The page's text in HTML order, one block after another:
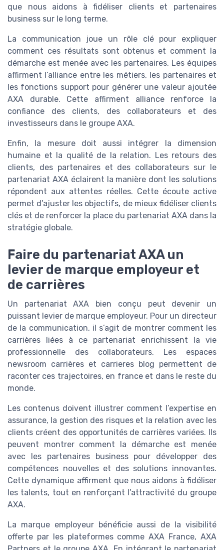
que nous aidons à fidéliser clients et partenaires
business sur le long terme.
La communication joue un rôle clé pour expliquer
comment ces résultats sont obtenus et comment la
démarche est menée avec les partenaires. Les équipes
affirment l’alliance entre les métiers, les partenaires et
les fonctions support pour générer une valeur ajoutée
AXA durable. Cette affirment alliance renforce la
confiance des clients, des collaborateurs et des
investisseurs dans le groupe AXA.
Enfin, la mesure doit aussi intégrer la dimension
humaine et la qualité de la relation. Les retours des
clients, des partenaires et des collaborateurs sur le
partenariat AXA éclairent la manière dont les solutions
répondent aux attentes réelles. Cette écoute active
permet d’ajuster les objectifs, de mieux fidéliser clients
clés et de renforcer la place du partenariat AXA dans la
stratégie globale.
Faire du partenariat AXA un
levier de marque employeur et
de carrières
Un partenariat AXA bien conçu peut devenir un
puissant levier de marque employeur. Pour un directeur
de la communication, il s’agit de montrer comment les
carrières liées à ce partenariat enrichissent la vie
professionnelle des collaborateurs. Les espaces
newsroom carrières et carrieres blog permettent de
raconter ces trajectoires, en france et dans le reste du
monde.
Les contenus doivent illustrer comment l’expertise en
assurance, la gestion des risques et la relation avec les
clients créent des opportunités de carrières variées. Ils
peuvent montrer comment la démarche est menée
avec les partenaires business pour développer des
compétences nouvelles et des solutions innovantes.
Cette dynamique affirment que nous aidons à fidéliser
les talents, tout en renforçant l’attractivité du groupe
AXA.
La marque employeur bénéficie aussi de la visibilité
offerte par les plateformes comme AXA France, AXA